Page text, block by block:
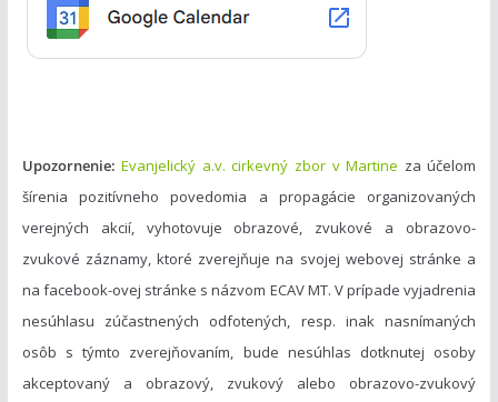
Upozornenie: Evanjelický a.v. cirkevný zbor v Martine za účelom
šírenia pozitívneho povedomia a propagácie organizovaných
verejných akcií, vyhotovuje obrazové, zvukové a obrazovo-
zvukové záznamy, ktoré zverejňuje na svojej webovej stránke a
na facebook-ovej stránke s názvom ECAV MT. V prípade vyjadrenia
nesúhlasu zúčastnených odfotených, resp. inak nasnímaných
osôb s týmto zverejňovaním, bude nesúhlas dotknutej osoby
akceptovaný a obrazový, zvukový alebo obrazovo-zvukový